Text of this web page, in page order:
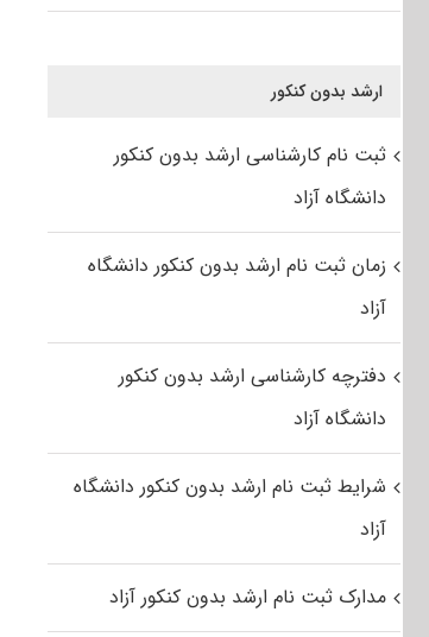
ارشد بدون کنکور
ثبت نام کارشناسی ارشد بدون کنکور
دانشگاه آزاد
زمان ثبت نام ارشد بدون کنکور دانشگاه
آزاد
دفترچه کارشناسی ارشد بدون کنکور
دانشگاه آزاد
شرایط ثبت نام ارشد بدون کنکور دانشگاه
آزاد
مدارک ثبت نام ارشد بدون کنکور آزاد